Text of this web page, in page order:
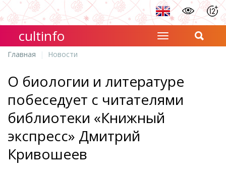
cultinfo
Главная Новости
О биологии и литературе
побеседует с читателями
библиотеки «Книжный
экспресс» Дмитрий
Кривошеев